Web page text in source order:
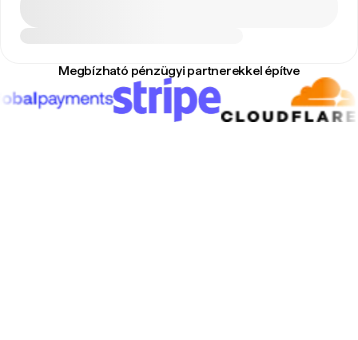
Megbízható pénzügyi partnerekkel építve